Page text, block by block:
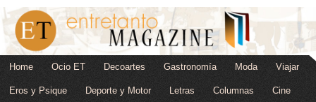
Home Ocio ET Decoartes Gastronomía Moda Viajar
Eros y Psique Deporte y Motor Letras Columnas Cine